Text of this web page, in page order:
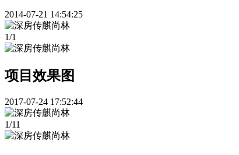
2014-07-21 14:54:25
1/1
项目效果图
2017-07-24 17:52:44
1/11